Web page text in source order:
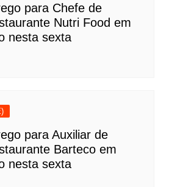
para Chefe de
Nutri Food em
nesta sexta
para Auxiliar de
Barteco em
nesta sexta